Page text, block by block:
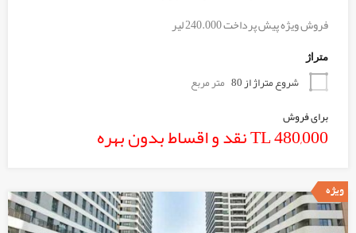
فروش ویژه پیش پرداخت 240.000 لیر
متراژ
شروع متراژ از 80
متر مربع
برای فروش
480,000 TL نقد و اقساط بدون بهره
ویژه